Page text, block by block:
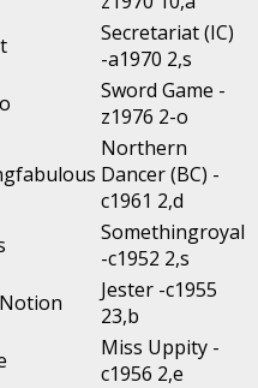
Secretariat (IC)
-a1970 2,s
Sword Game -
z1976 2-o
Northern
Dancer (BC) -
c1961 2,d
Somethingroyal
-c1952 2,s
Jester -c1955
23,b
Miss Uppity -
c1956 2,e